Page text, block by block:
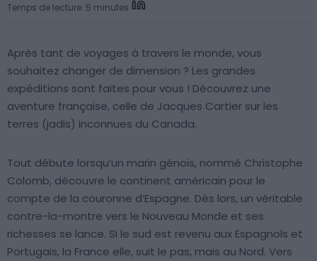
Temps de lecture: 5 minutes
Après tant de voyages à travers le monde, vous
souhaitez changer de dimension ? Les grandes
expéditions sont faites pour vous ! Découvrez une
aventure française, celle de Jacques Cartier sur les
terres (jadis) inconnues du Canada.
Tout débute lorsqu’un marin génois, nommé Christophe
Colomb, découvre le continent américain pour le
compte de la couronne d’Espagne. Dès lors, un véritable
contre-la-montre vers le Nouveau Monde et ses
richesses se lance. Si le sud est revenu aux Espagnols et
Portugais, la France elle, suit le pas, mais au Nord. Vers